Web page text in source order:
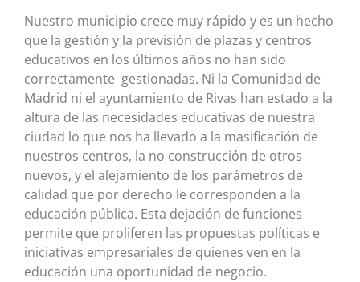
Nuestro municipio crece muy rápido y es un hecho
que la gestión y la previsión de plazas y centros
educativos en los últimos años no han sido
correctamente gestionadas. Ni la Comunidad de
Madrid ni el ayuntamiento de Rivas han estado a la
altura de las necesidades educativas de nuestra
ciudad lo que nos ha llevado a la masificación de
nuestros centros, la no construcción de otros
nuevos, y el alejamiento de los parámetros de
calidad que por derecho le corresponden a la
educación pública. Esta dejación de funciones
permite que proliferen las propuestas políticas e
iniciativas empresariales de quienes ven en la
educación una oportunidad de negocio.